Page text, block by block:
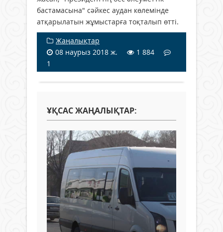
бастамасына" сәйкес аудан көлемінде
атқарылатын жұмыстарға тоқталып өтті.
Жаңалықтар
08 наурыз 2018 ж.
1 884
1
ҰҚСАС ЖАҢАЛЫҚТАР: